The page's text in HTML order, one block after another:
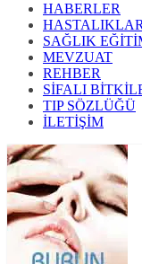
HABERLER
SAĞLIK
MEVZUAT
REHBER
SİFALI
TIP SÖZLÜĞÜ
İLETİŞİM